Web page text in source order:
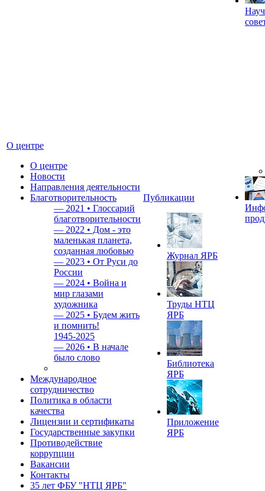
О центре
О центре
Новости
Направления деятельности
Благотворительность
— 2021 • Глоссарий
благотворительности
— 2022 • Дом - это
маленькая планета,
созданная любовью
— 2023 • От Руси до
России
— 2024 • Война и
мир глазами
художника
— 2025 • Будем жить
и помнить!
1945-2025
— 2026 • В начале
было слово
Международное
сотрудничество
Политика в области
качества
Лицензии и сертификаты
Государственные закупки
Противодействие
коррупции
Вакансии
Контакты
35 лет ФБУ "НТЦ ЯРБ"
Публикации
Журнал ЯРБ
Труды НТЦ
ЯРБ
Библиотека
ЯРБ
Приложение
ЯРБ